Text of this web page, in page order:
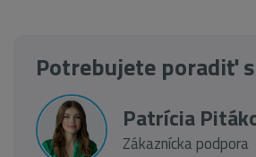
Potrebujete poradiť
Patrícia
Zákaznícka podpora